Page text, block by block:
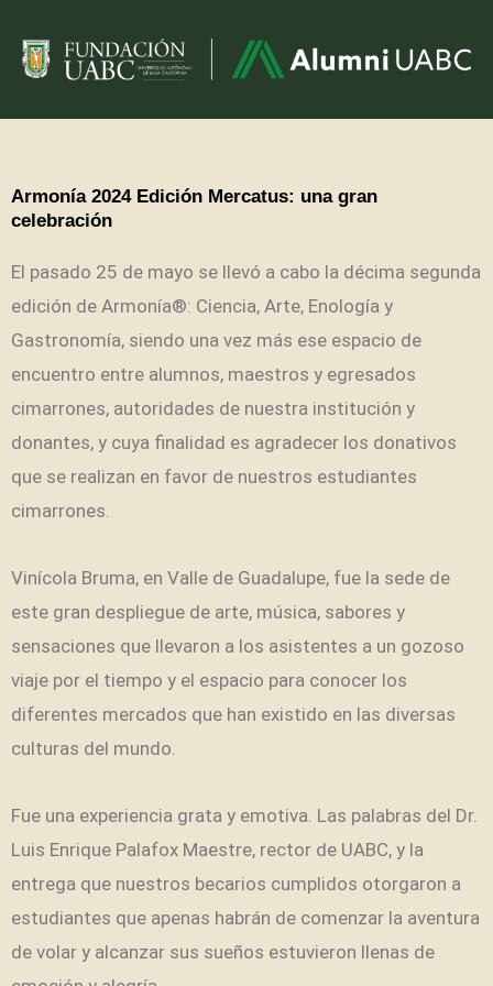
Armonía 2024 Edición Mercatus: una gran
celebración
El pasado 25 de mayo se llevó a cabo la décima segunda
edición de Armonía®: Ciencia, Arte, Enología y
Gastronomía, siendo una vez más ese espacio de
encuentro entre alumnos, maestros y egresados
cimarrones, autoridades de nuestra institución y
donantes, y cuya finalidad es agradecer los donativos
que se realizan en favor de nuestros estudiantes
cimarrones.
Vinícola Bruma, en Valle de Guadalupe, fue la sede de
este gran despliegue de arte, música, sabores y
sensaciones que llevaron a los asistentes a un gozoso
viaje por el tiempo y el espacio para conocer los
diferentes mercados que han existido en las diversas
culturas del mundo.
Fue una experiencia grata y emotiva. Las palabras del Dr.
Luis Enrique Palafox Maestre, rector de UABC, y la
entrega que nuestros becarios cumplidos otorgaron a
estudiantes que apenas habrán de comenzar la aventura
de volar y alcanzar sus sueños estuvieron llenas de